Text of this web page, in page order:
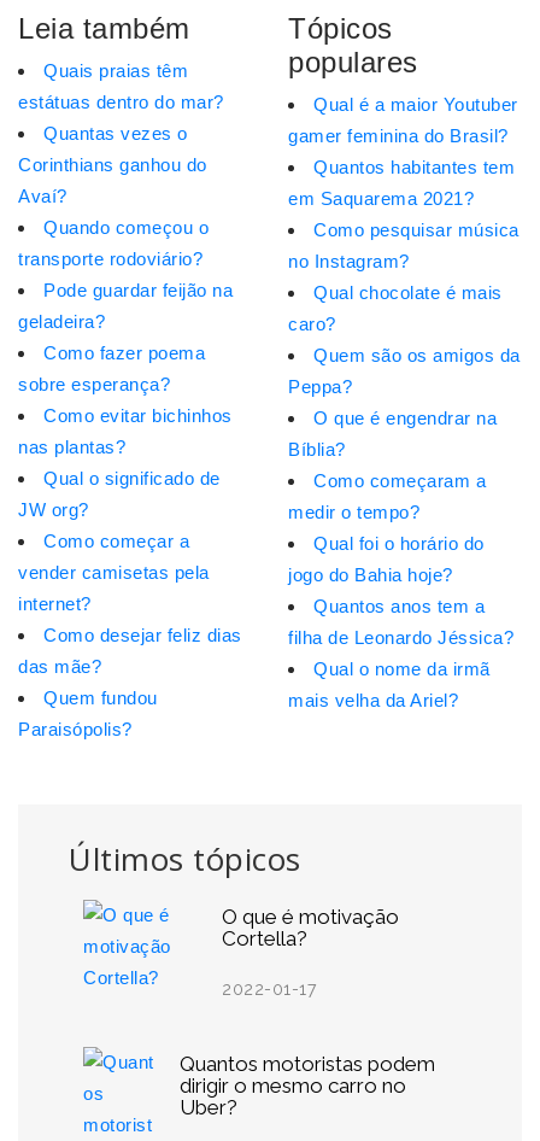
Últimos tópicos
O que é motivação
Cortella?
2022-01-17
Quantos motoristas podem
dirigir o mesmo carro no
Uber?
Leia também
Quais praias têm
estátuas dentro do mar?
Quantas vezes o
Corinthians ganhou do
Avaí?
Quando começou o
transporte rodoviário?
Pode guardar feijão na
geladeira?
Como fazer poema
sobre esperança?
Como evitar bichinhos
nas plantas?
Qual o significado de
JW org?
Como começar a
vender camisetas pela
internet?
Como desejar feliz dias
das mãe?
Quem fundou
Paraisópolis?
Tópicos
populares
Qual é a maior Youtuber
gamer feminina do Brasil?
Quantos habitantes tem
em Saquarema 2021?
Como pesquisar música
no Instagram?
Qual chocolate é mais
caro?
Quem são os amigos da
Peppa?
O que é engendrar na
Bíblia?
Como começaram a
medir o tempo?
Qual foi o horário do
jogo do Bahia hoje?
Quantos anos tem a
filha de Leonardo Jéssica?
Qual o nome da irmã
mais velha da Ariel?